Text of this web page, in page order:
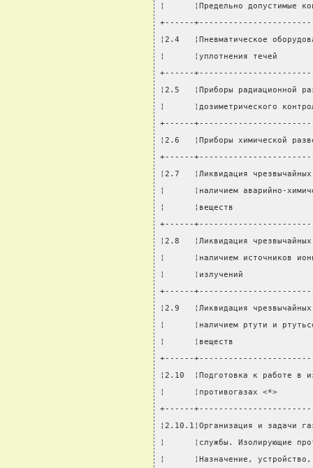
¦      ¦Предельно
+------
¦2.4   ¦Пневматическое
¦      ¦уплотнения
+------
¦2.5   ¦Приборы
¦      ¦дозиметрического
+------
¦2.6   ¦Приборы
+------
¦2.7   ¦Ликвидация
¦      ¦наличием аварийно-
¦      ¦веществ
+------
¦2.8   ¦Ликвидация
¦      ¦наличием
¦      ¦излучений
+------
¦2.9   ¦Ликвидация
¦      ¦наличием ртути и
¦      ¦веществ
+------
¦2.10  ¦Подготовка к работе
¦      ¦противогазах
+------
¦2.10.1¦Организация и
¦      ¦службы.
¦      ¦Назначение,